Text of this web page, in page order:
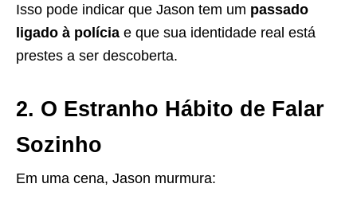
Isso pode indicar que Jason tem um passado
ligado à polícia e que sua identidade real está
prestes a ser descoberta.
2. O Estranho Hábito de Falar
Sozinho
Em uma cena, Jason murmura: